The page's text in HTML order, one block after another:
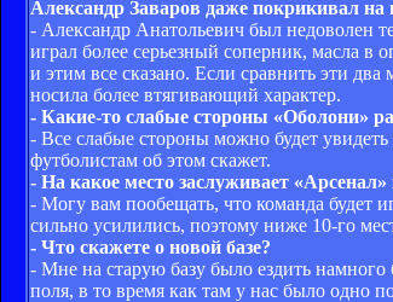
Александр Заваров даже покрикивал на
- Александр Анатольевич был недоволен
играл более серьезный соперник, масла в
и этим все сказано. Если сравнить эти
носила более втягивающий характер.
- Какие-то слабые стороны «Оболони»
- Все слабые стороны можно будет
футболистам об этом скажет.
- На какое место заслуживает
- Могу вам пообещать, что команда будет
сильно усилились, поэтому ниже 10-го
- Что скажете о новой базе?
- Мне на старую базу было ездить
поля, в то время как там у нас было одно